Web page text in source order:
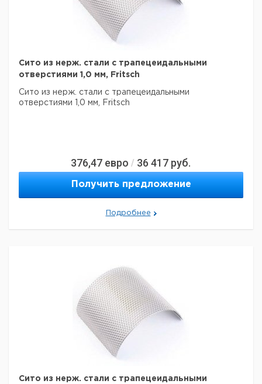
Сито из нерж. стали с трапецеидальными
отверстиями 1,0 мм, Fritsch
Сито из нерж. стали с трапецеидальными
отверстиями 1,0 мм, Fritsch
376,47 евро / 36 417 руб.
Получить предложение
Подробнее
Сито из нерж. стали с трапецеидальными